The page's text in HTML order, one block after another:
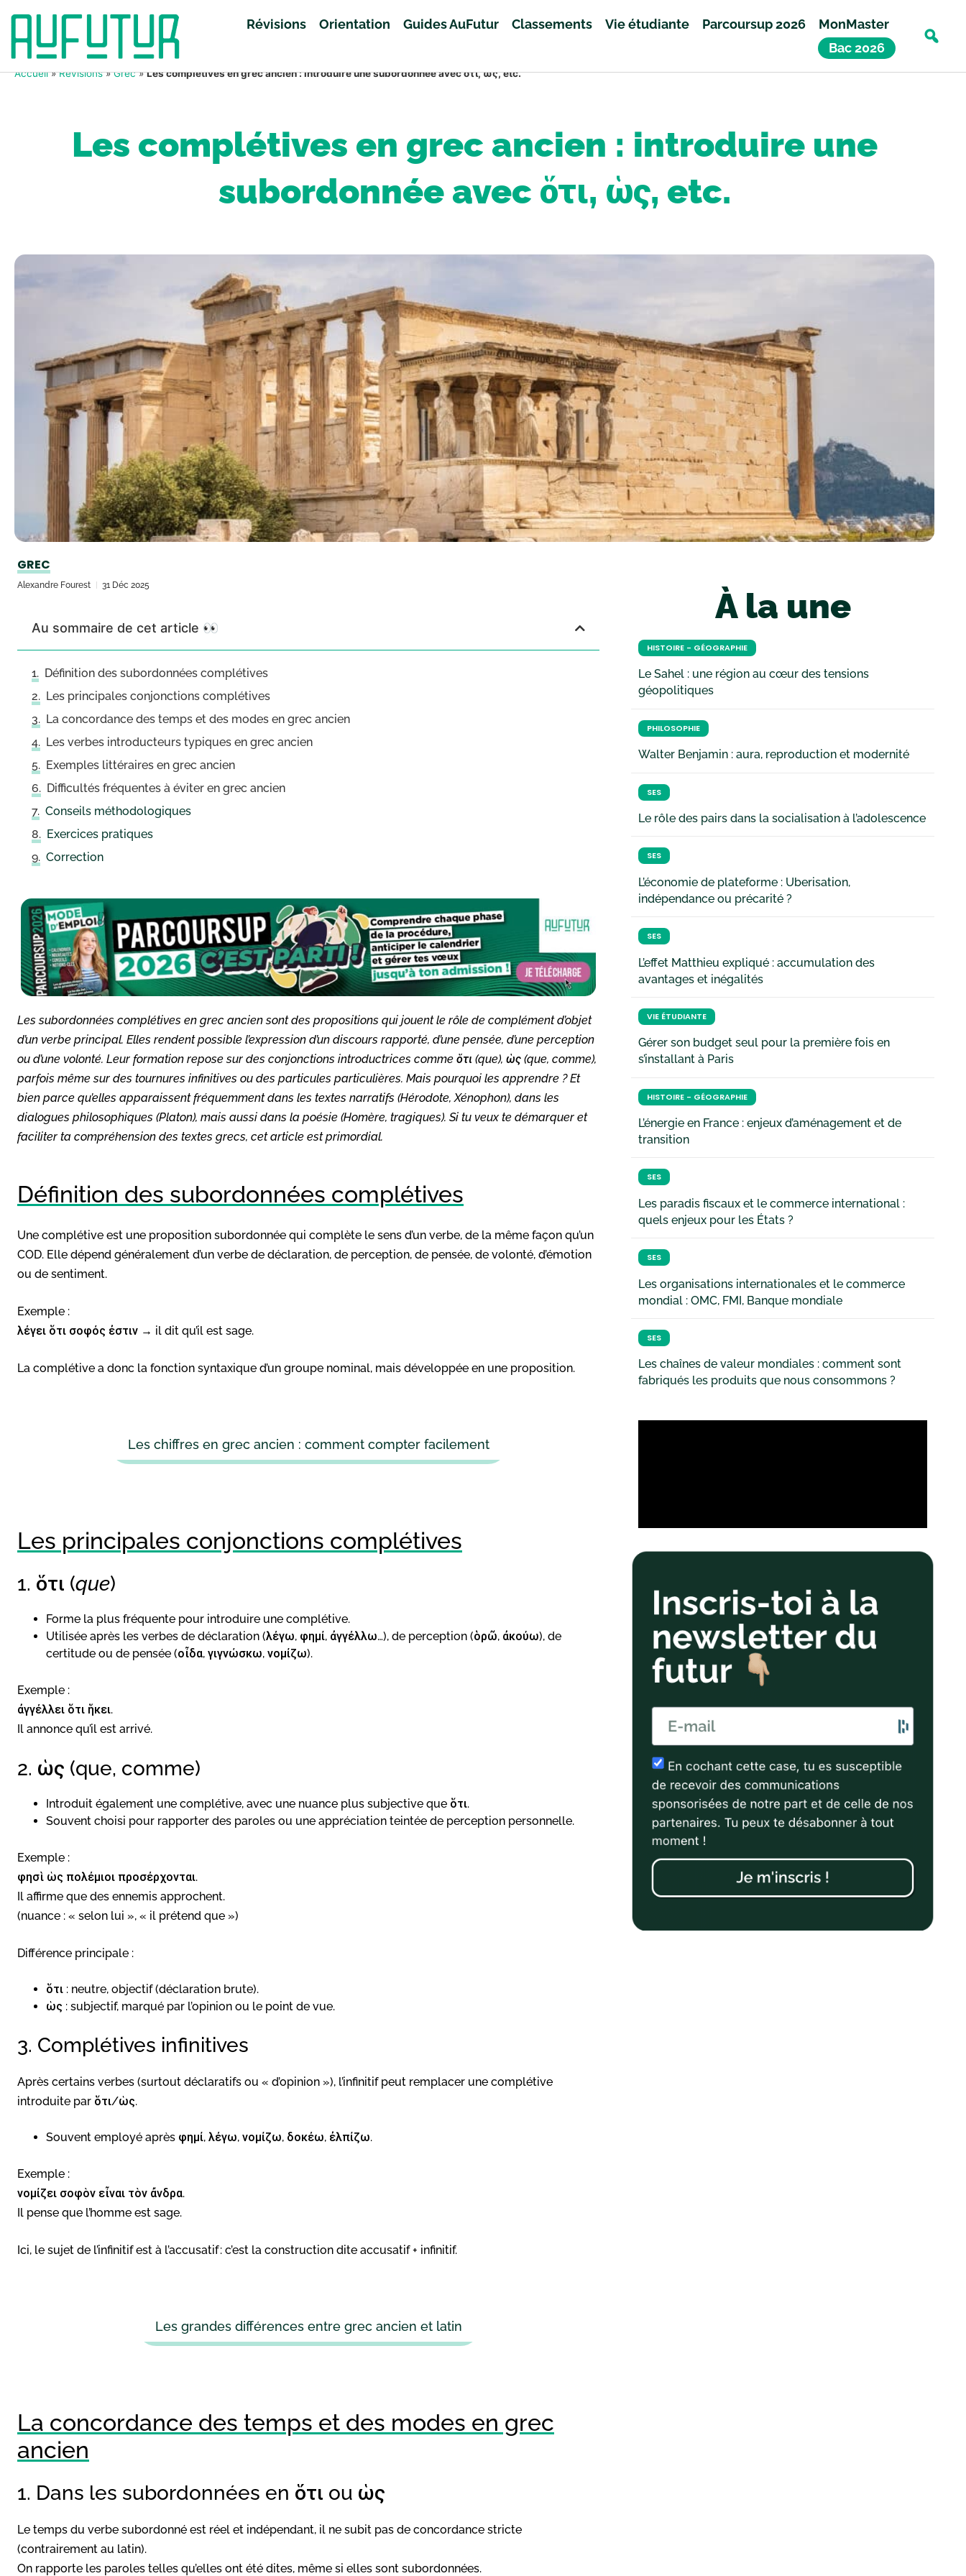
Révisions Orientation Guides AuFutur Classements Vie étudiante Parcoursup 2026
MonMaster
Bac 2026
Accueil»Révisions»Grec»Les complétives en grec ancien : introduire une subordonnée avec ὅτι, ὡς, etc.
Les complétives en grec ancien : introduire une
subordonnée avec ὅτι, ὡς, etc.
GREC
Alexandre Fourest 31 Déc 2025
Au sommaire de cet article 👀
Définition des subordonnées complétives
Les principales conjonctions complétives
La concordance des temps et des modes en grec ancien
Les verbes introducteurs typiques en grec ancien
Exemples littéraires en grec ancien
Difficultés fréquentes à éviter en grec ancien
Conseils méthodologiques
Exercices pratiques
Correction
Les subordonnées complétives en grec ancien sont des propositions qui jouent le rôle de complément d’objet
d’un verbe principal. Elles rendent possible l’expression d’un discours rapporté, d’une pensée, d’une perception
ou d’une volonté. Leur formation repose sur des conjonctions introductrices comme ὅτι (que), ὡς (que, comme),
parfois même sur des tournures infinitives ou des particules particulières. Mais pourquoi les apprendre ? Et
bien parce qu’elles apparaissent fréquemment dans les textes narratifs (Hérodote, Xénophon), dans les
dialogues philosophiques (Platon), mais aussi dans la poésie (Homère, tragiques). Si tu veux te démarquer et
faciliter ta compréhension des textes grecs, cet article est primordial.
Définition des subordonnées complétives
Une complétive est une proposition subordonnée qui complète le sens d’un verbe, de la même façon qu’un
COD. Elle dépend généralement d’un verbe de déclaration, de perception, de pensée, de volonté, d’émotion
ou de sentiment.
Exemple :
λέγει ὅτι σοφός ἐστιν → il dit qu’il est sage.
La complétive a donc la fonction syntaxique d’un groupe nominal, mais développée en une proposition.
Les chiffres en grec ancien : comment compter facilement
Les principales conjonctions complétives
1. ὅτι (que)
Forme la plus fréquente pour introduire une complétive.
Utilisée après les verbes de déclaration (λέγω, φημί, ἀγγέλλω…), de perception (ὁρῶ, ἀκούω), de
certitude ou de pensée (οἶδα, γιγνώσκω, νομίζω).
Exemple :
ἀγγέλλει ὅτι ἥκει.
Il annonce qu’il est arrivé.
2. ὡς (que, comme)
Introduit également une complétive, avec une nuance plus subjective que ὅτι.
Souvent choisi pour rapporter des paroles ou une appréciation teintée de perception personnelle.
Exemple :
φησὶ ὡς πολέμιοι προσέρχονται.
Il affirme que des ennemis approchent.
(nuance : « selon lui », « il prétend que »)
Différence principale :
ὅτι : neutre, objectif (déclaration brute).
ὡς : subjectif, marqué par l’opinion ou le point de vue.
3. Complétives infinitives
Après certains verbes (surtout déclaratifs ou « d’opinion »), l’infinitif peut remplacer une complétive
introduite par ὅτι/ὡς.
Souvent employé après φημί, λέγω, νομίζω, δοκέω, ἐλπίζω.
Exemple :
νομίζει σοφὸν εἶναι τὸν ἄνδρα.
Il pense que l’homme est sage.
Ici, le sujet de l’infinitif est à l’accusatif : c’est la construction dite accusatif + infinitif.
Les grandes différences entre grec ancien et latin
La concordance des temps et des modes en grec
ancien
1. Dans les subordonnées en ὅτι ou ὡς
Le temps du verbe subordonné est réel et indépendant, il ne subit pas de concordance stricte
(contrairement au latin).
On rapporte les paroles telles qu’elles ont été dites, même si elles sont subordonnées.
À la une
HISTOIRE - GÉOGRAPHIE
Le Sahel : une région au cœur des tensions
géopolitiques
PHILOSOPHIE
Walter Benjamin : aura, reproduction et modernité
SES
Le rôle des pairs dans la socialisation à l’adolescence
SES
L’économie de plateforme : Uberisation,
indépendance ou précarité ?
SES
L’effet Matthieu expliqué : accumulation des
avantages et inégalités
VIE ÉTUDIANTE
Gérer son budget seul pour la première fois en
s’installant à Paris
HISTOIRE - GÉOGRAPHIE
L’énergie en France : enjeux d’aménagement et de
transition
SES
Les paradis fiscaux et le commerce international :
quels enjeux pour les États ?
SES
Les organisations internationales et le commerce
mondial : OMC, FMI, Banque mondiale
SES
Les chaînes de valeur mondiales : comment sont
fabriqués les produits que nous consommons ?